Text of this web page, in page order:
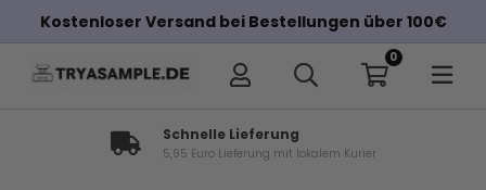
Kostenloser Versand bei Bestellungen über 100€
0
Schnelle Lieferung
5,95 Euro Lieferung mit lokalem Kurier